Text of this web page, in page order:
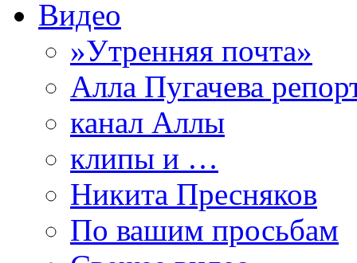
Видео
»Утренняя почта»
Алла Пугачева
канал Аллы
клипы и …
Никита Пресняков
По вашим просьбам